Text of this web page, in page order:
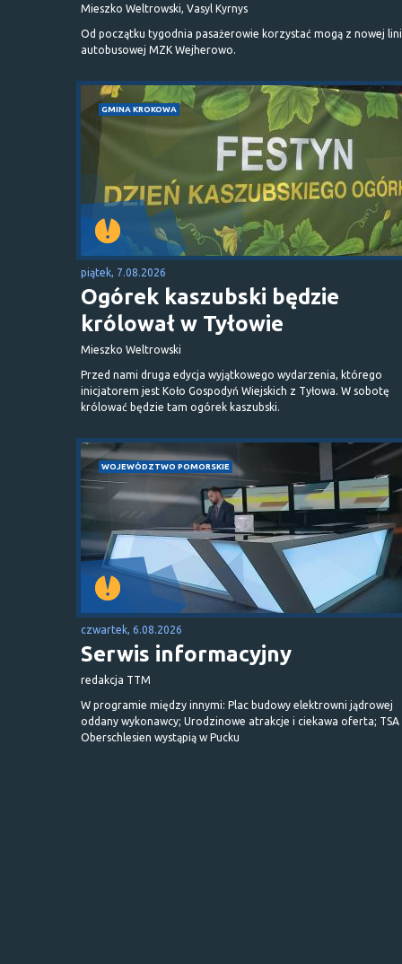
Mieszko Weltrowski, Vasyl Kyrnys
Od początku tygodnia pasażerowie korzystać mogą z nowej
autobusowej MZK Wejherowo.
GMINA KROKOWA
piątek, 7.08.2026
Ogórek kaszubski będzie
królował w Tyłowie
Mieszko Weltrowski
Przed nami druga edycja wyjątkowego wydarzenia, którego
inicjatorem jest Koło Gospodyń Wiejskich z Tyłowa. W sobotę
królować będzie tam ogórek kaszubski.
WOJEWÓDZTWO POMORSKIE
czwartek, 6.08.2026
Serwis informacyjny
redakcja TTM
W programie między innymi: Plac budowy elektrowni jądrowej
oddany wykonawcy; Urodzinowe atrakcje i ciekawa oferta; TSA
Oberschlesien wystąpią w Pucku